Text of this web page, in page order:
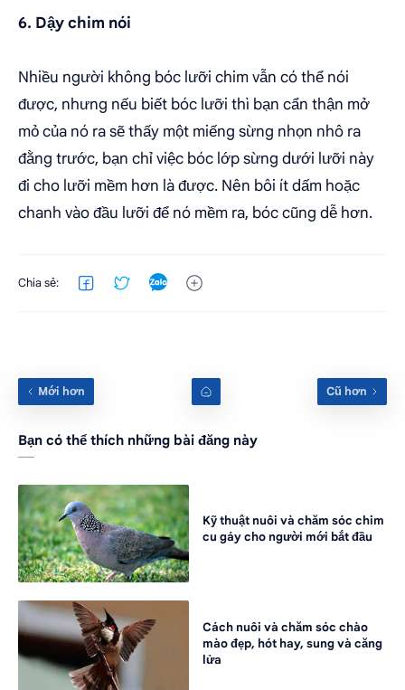
6. Dậy chim nói
Nhiều người không bóc lưỡi chim vẫn có thể nói
được, nhưng nếu biết bóc lưỡi thì bạn cẩn thận mở
mỏ của nó ra sẽ thấy một miếng sừng nhọn nhô ra
đằng trước, bạn chỉ việc bóc lớp sừng dưới lưỡi này
đi cho lưỡi mềm hơn là được. Nên bôi ít dấm hoặc
chanh vào đầu lưỡi để nó mềm ra, bóc cũng dễ hơn.
Bạn có thể thích những bài đăng này
Kỹ thuật nuôi và chăm sóc chim
cu gáy cho người mới bắt đầu
Cách nuôi và chăm sóc chào
mào đẹp, hót hay, sung và căng
lửa